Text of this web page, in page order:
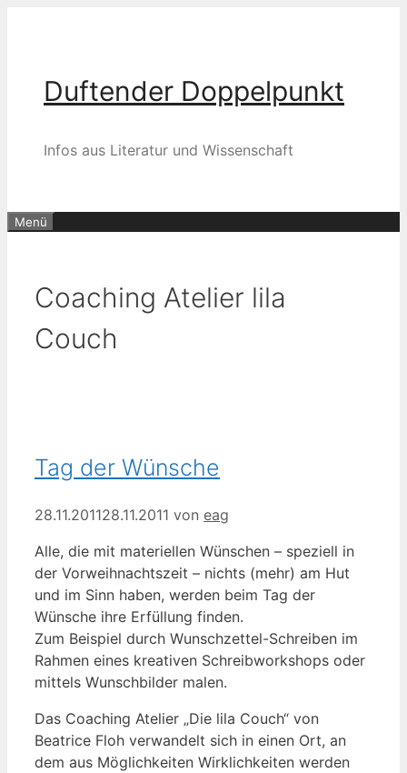
Duftender Doppelpunkt
Infos aus Literatur und Wissenschaft
Menü
Coaching Atelier lila
Couch
Tag der Wünsche
28.11.201128.11.2011 von eag
Alle, die mit materiellen Wünschen – speziell in
der Vorweihnachtszeit – nichts (mehr) am Hut
und im Sinn haben, werden beim Tag der
Wünsche ihre Erfüllung finden.
Zum Beispiel durch Wunschzettel-Schreiben im
Rahmen eines kreativen Schreibworkshops oder
mittels Wunschbilder malen.
Das Coaching Atelier „Die lila Couch“ von
Beatrice Floh verwandelt sich in einen Ort, an
dem aus Möglichkeiten Wirklichkeiten werden